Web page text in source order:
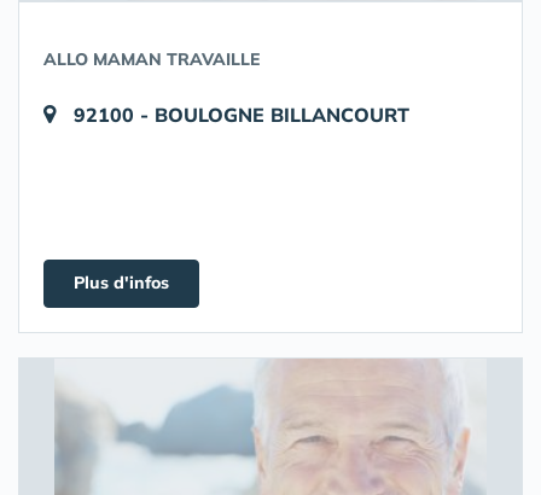
ALLO MAMAN TRAVAILLE
92100 - BOULOGNE BILLANCOURT
Plus d'infos